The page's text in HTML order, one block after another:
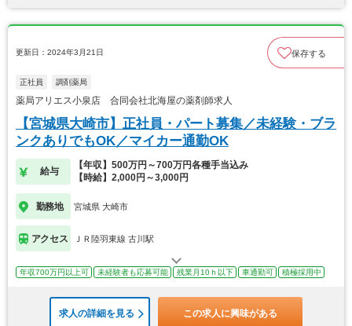
更新日：2024年3月21日 保存する
正社員 調剤薬局
薬局アリエス小泉店 合同会社北海屋の薬剤師求人
【宮城県大崎市】正社員・パート募集／未経験・ブラ
ンクありでもOK／マイカー通勤OK
給与
【年収】500万円～700万円各種手当込み
【時給】2,000円～3,000円
勤務地 宮城県 大崎市
アクセス ＪＲ陸羽東線 古川駅
年収700万円以上可 未経験者も応募可能 残業月10ｈ以下 車通勤可 積極採用中
求人の詳細を見る この求人に興味がある